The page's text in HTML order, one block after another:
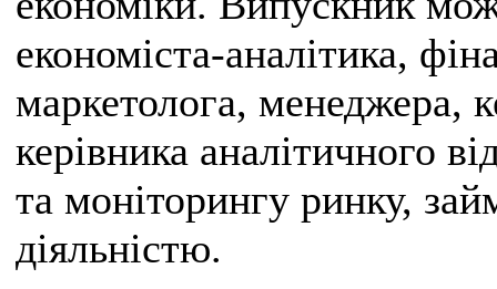
економіста-аналітика,
маркетолога, менеджера,
керівника аналітичного
та моніторингу ринку,
діяльністю.